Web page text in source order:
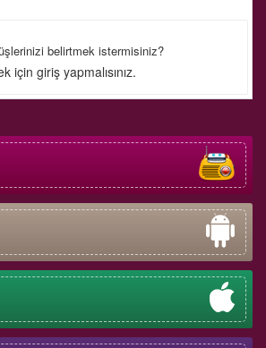
belirtmek istermisiniz?
için giriş yapmalısınız.